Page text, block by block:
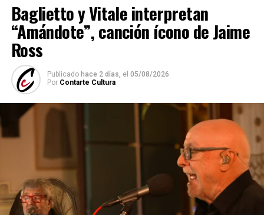
Baglietto y Vitale interpretan
“Amándote”, canción ícono de Jaime
Ross
Publicado hace 2 días, el 05/08/2026
Por Contarte Cultura